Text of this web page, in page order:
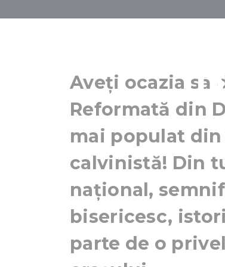
Aveți ocazia să
Reformată din
mai populat din
calvinistă! Din
național,
bisericesc,
parte de o